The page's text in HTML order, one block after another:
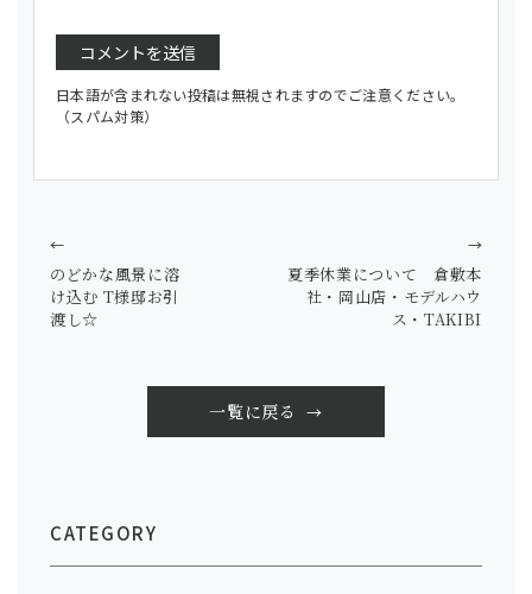
日本語が含まれない投稿は無視されますのでご注意ください。
（スパム対策）
のどかな風景に溶
け込む T様邸お引
渡し☆
←
一覧に戻る
夏季休業について 倉敷本
社・岡山店・モデルハウ
ス・TAKIBI
→
CATEGORY